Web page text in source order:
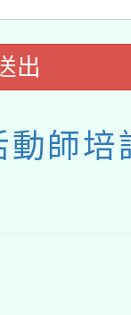
出
動師